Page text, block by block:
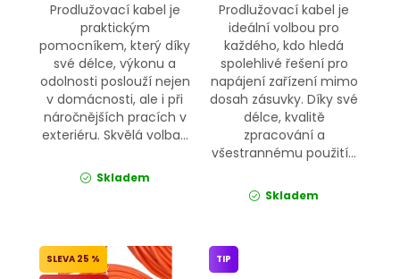
Prodlužovací kabel je
praktickým
pomocníkem, který díky
své délce, výkonu a
odolnosti poslouží nejen
v domácnosti, ale i při
náročnějších pracích v
exteriéru. Skvělá volba...
Skladem
Prodlužovací kabel je
ideální volbou pro
každého, kdo hledá
spolehlivé řešení pro
napájení zařízení mimo
dosah zásuvky. Díky své
délce, kvalitě
zpracování a
všestrannému použití...
Skladem
25 % TIP